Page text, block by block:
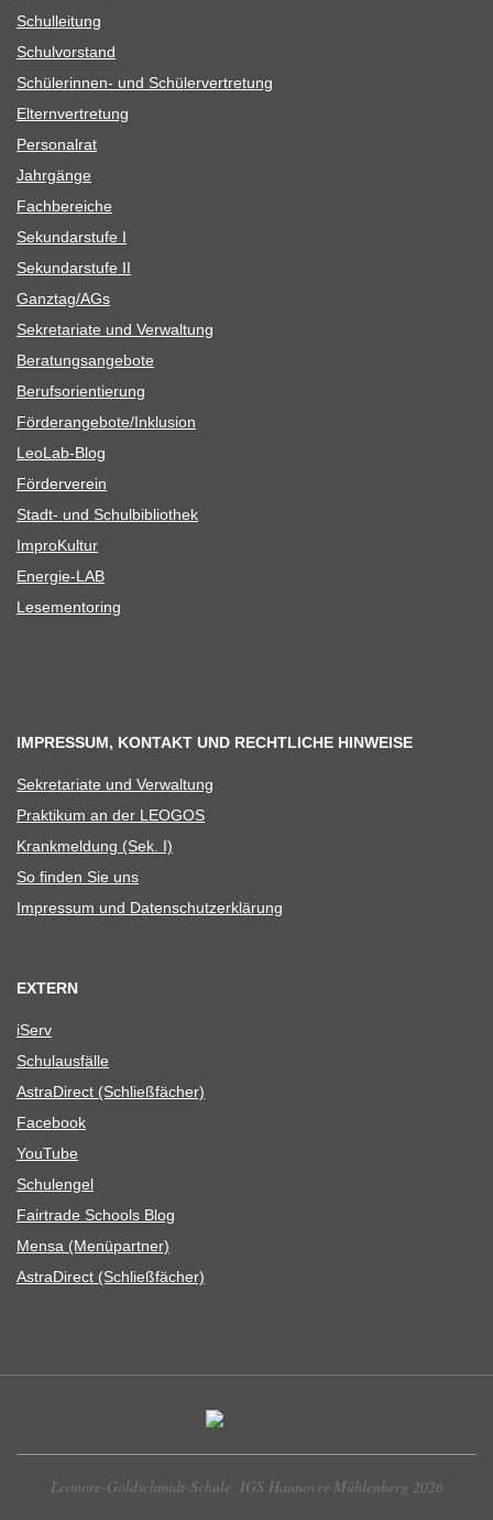
Schul­lei­tung
Schul­vor­stand
Schü­le­rin­nen- und Schülervertretung
Eltern­ver­tre­tung
Per­so­nal­rat
Jahr­gänge
Fach­be­rei­che
Sekun­dar­stufe I
Sekun­dar­stufe II
Ganztag/​​AGs
Sekre­ta­riate und Verwaltung
Bera­tungs­an­ge­bote
Berufs­ori­en­tie­rung
Förderangebote/​​Inklusion
Leo­Lab-Blog
För­der­ver­ein
Stadt- und Schulbibliothek
Impro­Kul­tur
Ener­­gie-LAB
Lese­men­to­ring
IMPRESSUM, KONTAKT UND RECHTLICHE HINWEISE
Sekre­ta­riate und Verwaltung
Prak­ti­kum an der LEOGOS
Krank­mel­dung (Sek. I)
So fin­den Sie uns
Impres­sum und Datenschutzerklärung
EXTERN
iServ
Schul­aus­fälle
Astra­Di­rect (Schließ­fä­cher)
Face­book
You­Tube
Schul­en­gel
Fair­trade Schools Blog
Mensa (Menü­part­ner)
Astra­Di­rect (Schließ­fä­cher)
Leonore-Goldschmidt-Schule, IGS Hannover-Mühlenberg 2026